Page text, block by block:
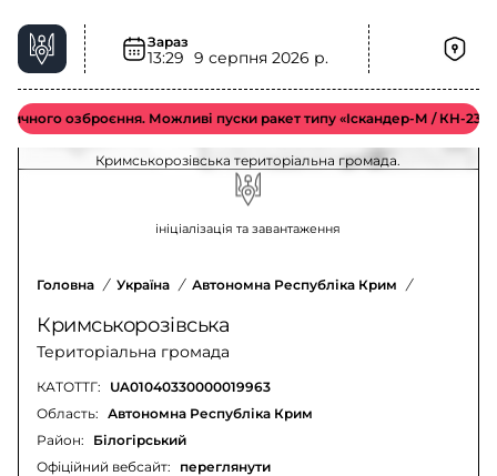
Зараз
13:29 9 серпня 2026 р.
озброєння. Можливі пуски ракет типу «Іскандер-М / КН-23 / С-
Загроза артилерії у Кримськорозівська
територіальна громада – актуальна ситуація
Оновлення щодо загрози артилерії у
Кримськорозівська територіальна громада.
ініціалізація та завантаження
Головна / Україна / Автономна Республіка Крим /
Кримськорозівська
Територіальна громада
КАТОТТГ: UA01040330000019963
Офіційний вебсайт: переглянути
Область: Автономна Республіка Крим
Район:
Білогірський